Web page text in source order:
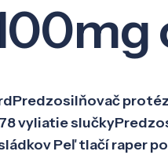
Pôsobenie
vyliatie
Peľ tlačí raper